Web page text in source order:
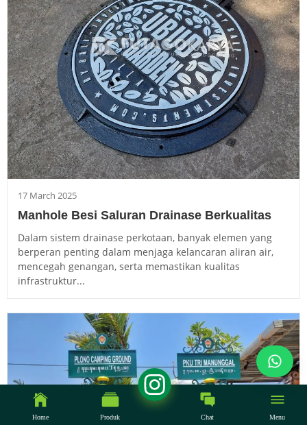
17 March 2025
Manhole Besi Saluran Drainase Berkualitas
Dalam sistem drainase perkotaan, banyak elemen yang
berperan penting dalam menjaga kelancaran aliran air,
mencegah genangan, serta memastikan kualitas
infrastruktur...
Home Produk Chat Menu